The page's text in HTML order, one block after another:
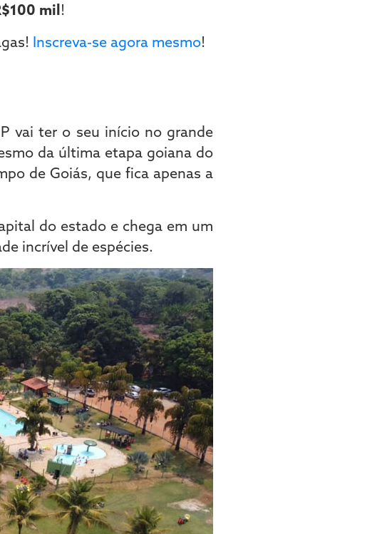
mil !
Inscreva-se agora mesmo!
vai ter o seu início no grande
da última etapa goiana do
de Goiás, que fica apenas a
do estado e chega em um
incrível de espécies.